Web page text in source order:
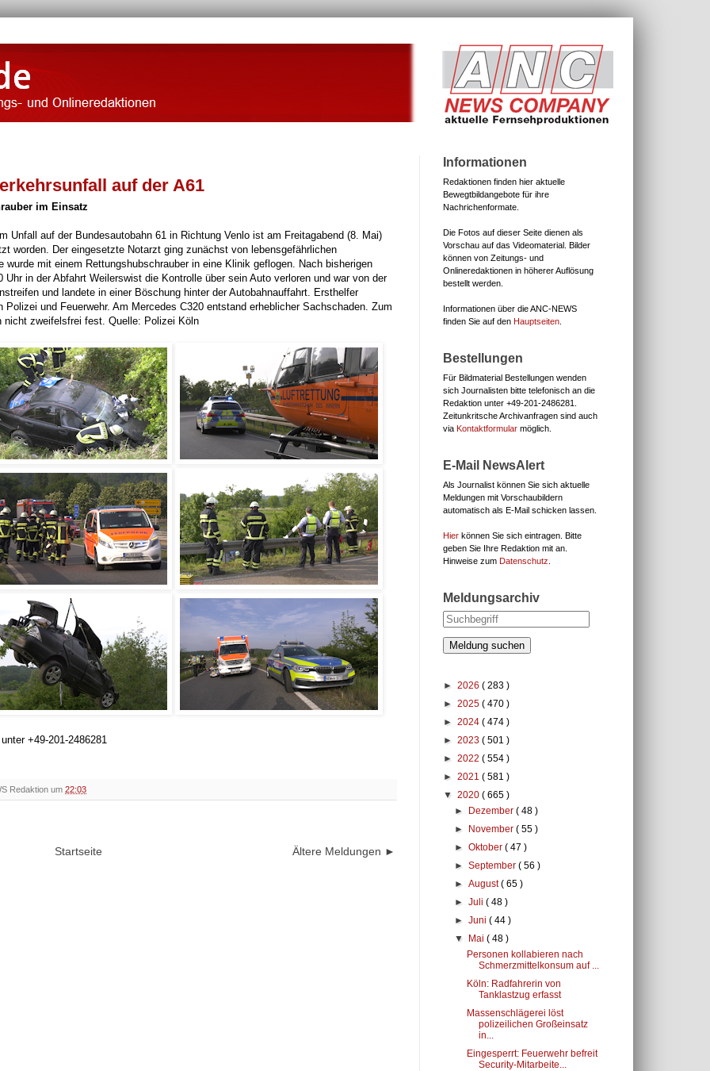
auf der A61
im Einsatz
Unfall auf der Bundesautobahn 61 in Richtung Venlo ist am Freitagabend (8. Mai)
worden. Der eingesetzte Notarzt ging zunächst von lebensgefährlichen
mit einem Rettungshubschrauber in eine Klinik geflogen. Nach bisherigen
in der Abfahrt Weilerswist die Kontrolle über sein Auto verloren und war von der
und landete in einer Böschung hinter der Autobahnauffahrt. Ersthelfer
und Feuerwehr. Am Mercedes C320 entstand erheblicher Sachschaden. Zum
zweifelsfrei fest. Quelle: Polizei Köln
+49-201-2486281
Redaktion um 22:03
Ältere Meldungen ►
Startseite
Informationen
Redaktionen finden hier aktuelle
Bewegtbildangebote für ihre
Nachrichenformate.
Die Fotos auf dieser Seite dienen als
Vorschau auf das Videomaterial. Bilder
können von Zeitungs- und
Onlineredaktionen in höherer Auflösung
bestellt werden.
Informationen über die ANC-NEWS
finden Sie auf den Hauptseiten
Bestellungen
Für Bildmaterial Bestellungen wenden
sich Journalisten bitte telefonisch an die
Redaktion unter +49-201-2486281.
Zeitunkritsche Archivanfragen sind auch
via Kontaktformular möglich.
E-Mail NewsAlert
Als Journalist können Sie sich aktuelle
Meldungen mit Vorschaubildern
automatisch als E-Mail schicken lassen.
Hier können Sie sich eintragen. Bitte
geben Sie Ihre Redaktion mit an.
Hinweise zum Datenschutz
Meldungsarchiv
Meldung suchen
► 2026 ( 283 )
► 2025 ( 470 )
► 2024 ( 474 )
► 2023 ( 501 )
► 2022 ( 554 )
► 2021 ( 581 )
▼ 2020 ( 665 )
►
Dezember( 48 )
►
November( 55 )
►Oktober( 47 )
►September( 56 )
►August( 65 )
►Juli( 48 )
►Juni( 44 )
▼
Mai( 48 )
Personen kollabieren nach
Schmerzmittelkonsum auf ...
Köln: Radfahrerin von
Tanklastzug erfasst
Massenschlägerei löst
polizeilichen Großeinsatz
in...
Eingesperrt: Feuerwehr befreit
Security-Mitarbeite...